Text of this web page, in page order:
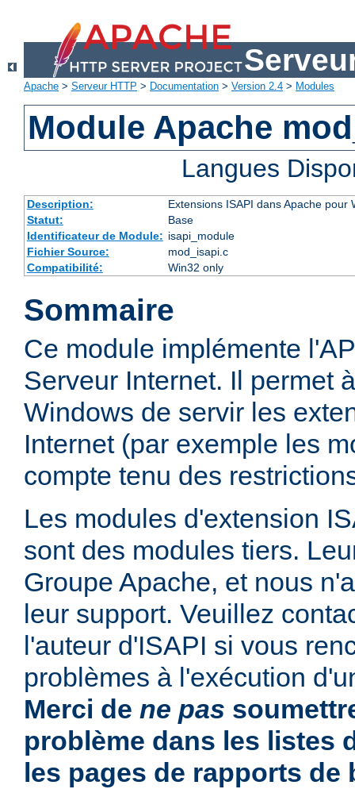
Apache > Serveur HTTP > Documentation > Version 2.4 > Modules
Module Apache
Langues
Description:
Extensions ISAPI dans Apache pour
Statut:
Base
Identificateur de Module: isapi_module
Fichier Source:
mod_isapi.c
Compatibilité:
Win32 only
Sommaire
Ce module implémente
Serveur Internet. Il permet
Windows de servir les
Internet (par exemple les
compte tenu des
Les modules d'extension
sont des modules tiers.
Groupe Apache, et nous
leur support. Veuillez
l'auteur d'ISAPI si vous
problèmes à l'exécution
Merci de ne pas
problème dans les listes
les pages de rapports de